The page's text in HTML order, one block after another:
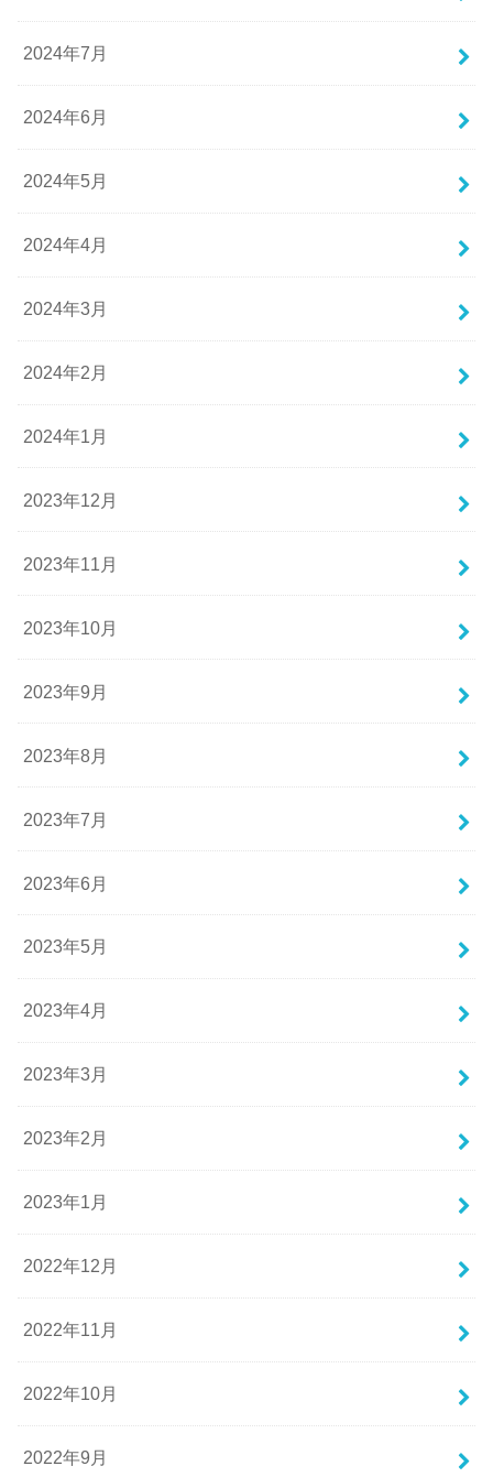
2024年7月
2024年6月
2024年5月
2024年4月
2024年3月
2024年2月
2024年1月
2023年12月
2023年11月
2023年10月
2023年9月
2023年8月
2023年7月
2023年6月
2023年5月
2023年4月
2023年3月
2023年2月
2023年1月
2022年12月
2022年11月
2022年10月
2022年9月